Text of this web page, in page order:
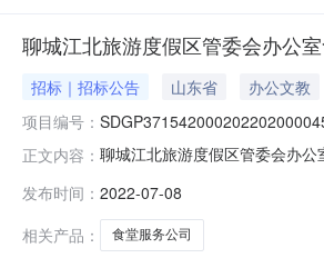
聊城江北旅游度假区管委会办公
招标｜招标公告 山东省 办公文教
项目编号：
正文内容： 聊城江北旅游度假区管委会办
点00分（北京时间）前提交投
发布时间： 2022-07-08
相关产品：
食堂服务公司